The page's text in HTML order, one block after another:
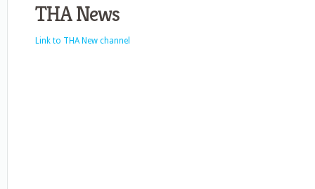
THA News
Link to THA New channel